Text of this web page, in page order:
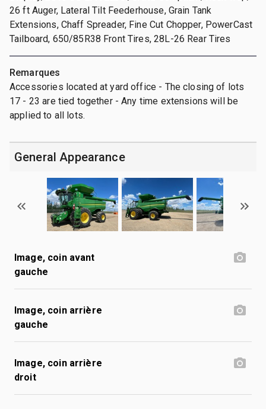
26 ft Auger, Lateral Tilt Feederhouse, Grain Tank
Extensions, Chaff Spreader, Fine Cut Chopper, PowerCast
Tailboard, 650/85R38 Front Tires, 28L-26 Rear Tires
Remarques
Accessories located at yard office - The closing of lots
17 - 23 are tied together - Any time extensions will be
applied to all lots.
General Appearance
Image, coin avant
gauche
Image, coin arrière
gauche
Image, coin arrière
droit